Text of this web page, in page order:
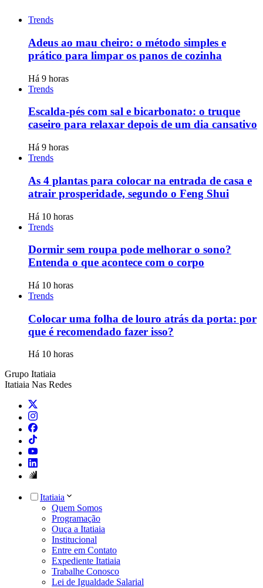
Trends
Adeus ao mau cheiro: o método simples e
prático para limpar os panos de cozinha
Há 9 horas
Trends
Escalda-pés com sal e bicarbonato: o truque
caseiro para relaxar depois de um dia cansativo
Há 9 horas
Trends
As 4 plantas para colocar na entrada de casa e
atrair prosperidade, segundo o Feng Shui
Há 10 horas
Trends
Dormir sem roupa pode melhorar o sono?
Entenda o que acontece com o corpo
Há 10 horas
Trends
Colocar uma folha de louro atrás da porta: por
que é recomendado fazer isso?
Há 10 horas
Grupo Itatiaia
Itatiaia Nas Redes
Itatiaia
Quem Somos
Programação
Ouça a Itatiaia
Institucional
Entre em Contato
Expediente Itatiaia
Trabalhe Conosco
Lei de Igualdade Salarial